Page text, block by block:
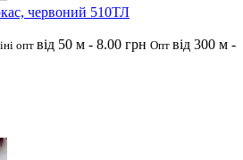
червоний 510ТЛ
опт від 50 м - 8.00 грн Опт від 300 м -